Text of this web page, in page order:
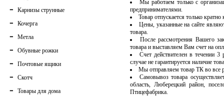
Карнизы струнные
Кочерга
Метла
Обувные рожки
Почтовые ящики
Скотч
Товары для дома
Мы работаем только с
предпринимателями.
Товар отпускается только
Цены, указанные на сайте
товара.
После рассмотрения Вашего
товара и выставляем Вам счет на
Счет действителен в течении
случае не гарантируется наличие
Мы отправляем товар ТК во
Самовывоз товара
область, Люберецкий район,
Птицефабрика.